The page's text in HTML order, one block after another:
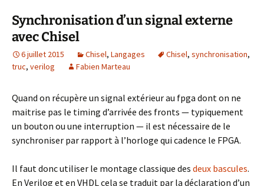
Synchronisation d’un signal externe
avec Chisel
6 juillet 2015 Chisel, Langages Chisel, synchronisation,
truc, verilog Fabien Marteau
Quand on récupère un signal extérieur au fpga dont on ne
maitrise pas le timing d’arrivée des fronts — typiquement
un bouton ou une interruption — il est nécessaire de le
synchroniser par rapport à l’horloge qui cadence le FPGA.
Il faut donc utiliser le montage classique des deux bascules.
En Verilog et en VHDL cela se traduit par la déclaration d’un